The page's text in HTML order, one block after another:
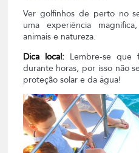
Ver golfinhos de perto no
uma experiência
animais e natureza.
Dica local: Lembre-se que
durante horas, por isso não
proteção solar e da água!